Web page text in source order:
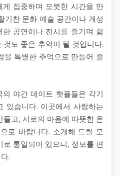
집중하며 오붓한 시간을 만
기찬 문화 예술 공간이나 개성
공연이나 전시를 즐기며 함
도 좋은 추억이 될 것입니다.
을 특별한 추억으로 만들어 줄
야간 데이트 핫플들은 각기
있습니다. 이곳에서 사랑하는
고, 서로의 마음에 따뜻한 온
로 바랍니다. 소개해 드릴 모
통일되어 있으니, 정보를 편
.